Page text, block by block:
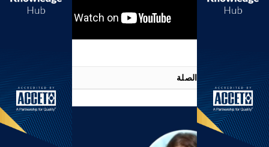
المقالاتذات الصلة